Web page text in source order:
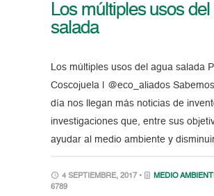
Los múltiples usos
salada
Los múltiples usos del agua salada
Coscojuela | @eco_aliados
día nos llegan más noticias de
investigaciones que, entre sus
ayudar al medio ambiente y
4 SEPTIEMBRE, 2017 • MEDIO
6789